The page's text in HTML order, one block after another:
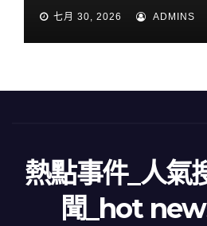
七月 30, 2026 ADMINS
熱點事件_人氣
聞_hot